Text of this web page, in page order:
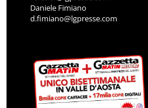
Daniele Fimiano
d.fimiano@lgpresse.com